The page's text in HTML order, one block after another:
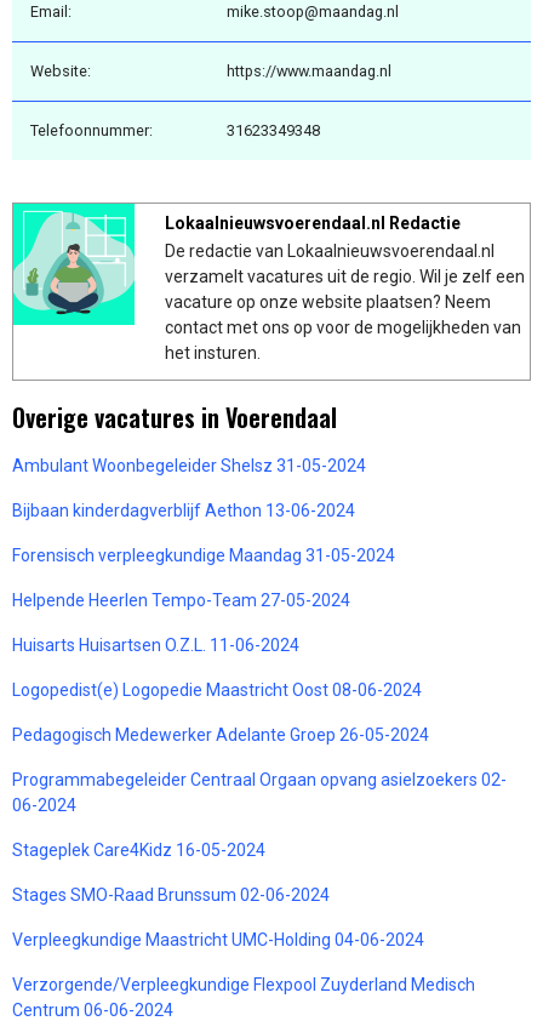
Email: mike.stoop@maandag.nl
Website: https://www.maandag.nl
Telefoonnummer: 31623349348
Lokaalnieuwsvoerendaal.nl Redactie
De redactie van Lokaalnieuwsvoerendaal.nl
verzamelt vacatures uit de regio. Wil je zelf een
vacature op onze website plaatsen? Neem
contact met ons op voor de mogelijkheden van
het insturen.
Overige vacatures in Voerendaal
Ambulant Woonbegeleider Shelsz 31-05-2024
Bijbaan kinderdagverblijf Aethon 13-06-2024
Forensisch verpleegkundige Maandag 31-05-2024
Helpende Heerlen Tempo-Team 27-05-2024
Huisarts Huisartsen O.Z.L. 11-06-2024
Logopedist(e) Logopedie Maastricht Oost 08-06-2024
Pedagogisch Medewerker Adelante Groep 26-05-2024
Programmabegeleider Centraal Orgaan opvang asielzoekers 02-
06-2024
Stageplek Care4Kidz 16-05-2024
Stages SMO-Raad Brunssum 02-06-2024
Verpleegkundige Maastricht UMC-Holding 04-06-2024
Verzorgende/Verpleegkundige Flexpool Zuyderland Medisch
Centrum 06-06-2024